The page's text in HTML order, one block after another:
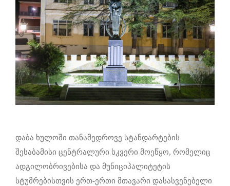
დაბა ხულოში თანამედროვე სტანდარტების
შესაბამისი ცენტრალური სკვერი მოეწყო, რომელიც
ადგილობრივებისა და მუნიციპალიტეტის
სტუმრებისთვის ერთ-ერთი მთავარი დასასვენებელი